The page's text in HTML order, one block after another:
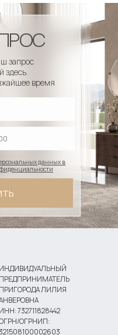
данных в
запрос
здесь.
время
ИНДИВИДУАЛЬНЫЙ
ПРЕДПРИНИМАТЕЛЬ
ПРИГОРОДА ЛИЛИЯ
ИНН: 732711828442
ОГРНИП: